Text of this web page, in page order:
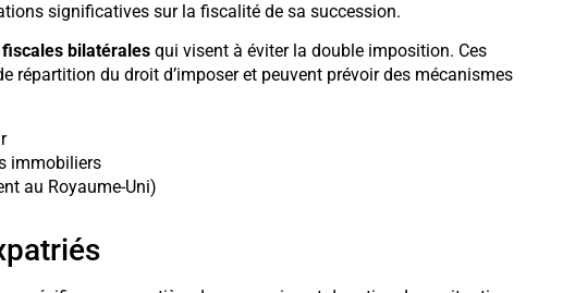
significatives sur la fiscalité de sa succession.
bilatéralesqui visent à éviter la double imposition. Ces
répartition du droit d’imposer et peuvent prévoir des mécanismes
immobiliers
au Royaume-Uni)